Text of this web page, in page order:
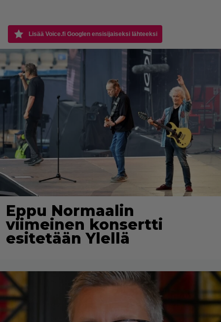
Lisää Voice.fi Googlen ensisijaiseksi lähteeksi
Eppu Normaalin
viimeinen konsertti
esitetään Ylellä